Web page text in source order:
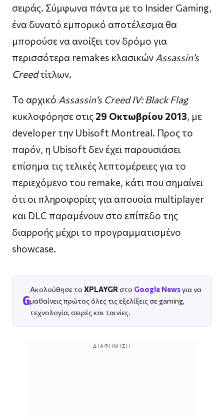
σειράς. Σύμφωνα πάντα με το Insider Gaming,
ένα δυνατό εμπορικό αποτέλεσμα θα
μπορούσε να ανοίξει τον δρόμο για
περισσότερα remakes κλασικών Assassin’s
Creedτίτλων.
Το αρχικό Assassin’s Creed IV: Black Flag
κυκλοφόρησε στις 29 Οκτωβρίου 2013, με
developer την Ubisoft Montreal. Προς το
παρόν, η Ubisoft δεν έχει παρουσιάσει
επίσημα τις τελικές λεπτομέρειες για το
περιεχόμενο του remake, κάτι που σημαίνει
ότι οι πληροφορίες για απουσία multiplayer
και DLC παραμένουν στο επίπεδο της
διαρροής μέχρι το προγραμματισμένο
showcase.
G
Ακολούθησε το XPLAYGR στο Google Newsγια να
μαθαίνεις πρώτος όλες τις εξελίξεις σε gaming,
τεχνολογία, σειρές και ταινίες.
ΔΙΑΦΉΜΙΣΗ